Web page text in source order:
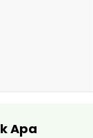
Apa